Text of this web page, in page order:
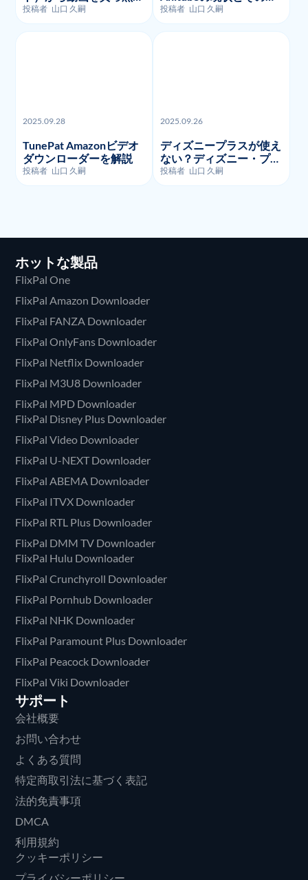
く画面録画・ダウンロー
ドする方法を徹底的に解
説
投稿者 山口 久嗣
わりに利用できるサイト
を紹介
投稿者 山口 久嗣
2025.09.28
TunePat Amazonビデオ
ダウンローダーを解説
投稿者 山口 久嗣
2025.09.26
ディズニープラスが使え
ない？ディズニー・プラ
スのよくあるエラーコー
ドとそのトラブルシュー
投稿者 山口 久嗣
ホットな製品
FlixPal One
FlixPal Amazon Downloader
FlixPal FANZA Downloader
FlixPal OnlyFans Downloader
FlixPal Netflix Downloader
FlixPal M3U8 Downloader
FlixPal MPD Downloader
FlixPal Disney Plus Downloader
FlixPal Video Downloader
FlixPal U-NEXT Downloader
FlixPal ABEMA Downloader
FlixPal ITVX Downloader
FlixPal RTL Plus Downloader
FlixPal DMM TV Downloader
FlixPal Hulu Downloader
FlixPal Crunchyroll Downloader
FlixPal Pornhub Downloader
FlixPal NHK Downloader
FlixPal Paramount Plus Downloader
FlixPal Peacock Downloader
FlixPal Viki Downloader
サポート
会社概要
お問い合わせ
よくある質問
特定商取引法に基づく表記
法的免責事項
DMCA
利用規約
クッキーポリシー